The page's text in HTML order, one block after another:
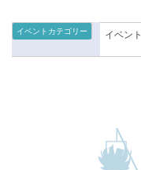
イベントカテゴリー イベント